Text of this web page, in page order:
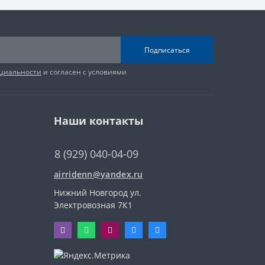
Подписаться
и согласен с условиями
Наши контакты
8 (929) 040-04-09
airridenn@yandex.ru
Нижний Новгород ул.
Электровозная 7К1